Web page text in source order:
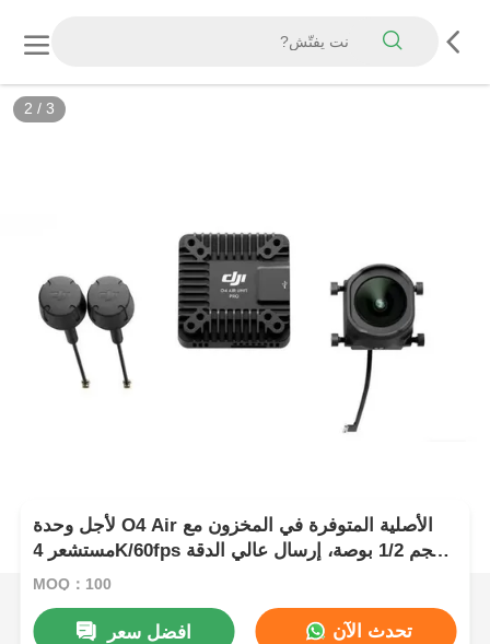
2 / 3
لأجل وحدة O4 Air الأصلية المتوفرة في المخزون مع
مستشعر 4K/60fps بحجم 1/2 بوصة، إرسال عالي الدقة
بمسافة 15 كم، وحدة O4 Pro Air بدقة 4K وذاكرة 4
MOQ：100
افضل سعر تحدث الآن